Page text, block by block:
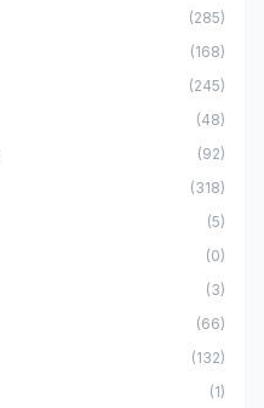
(285)
(168)
(245)
(48)
(92)
(318)
(5)
(0)
(3)
(66)
(132)
(1)